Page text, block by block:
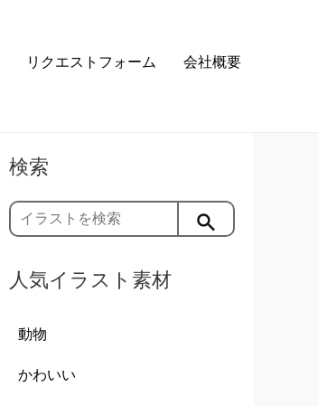
リクエストフォーム 会社概要
検索
人気イラスト素材
動物
かわいい